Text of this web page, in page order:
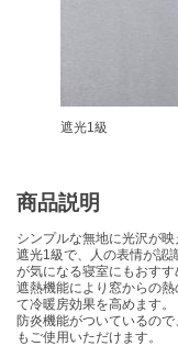
遮光1級
商品説明
シンプルな無地に光沢が
遮光1級で、人の表情が認
が気になる寝室にもおすす
遮熱機能により窓からの
て冷暖房効果を高めます。
防炎機能がついているの
もご使用いただけます。